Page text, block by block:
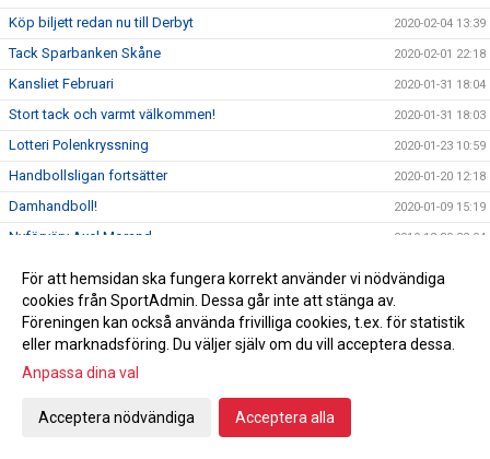
Köp biljett redan nu till Derbyt 2020-02-04 13:39
Tack Sparbanken Skåne 2020-02-01 22:18
Kansliet Februari 2020-01-31 18:04
Stort tack och varmt välkommen! 2020-01-31 18:03
Lotteri Polenkryssning 2020-01-23 10:59
Handbollsligan fortsätter 2020-01-20 12:18
Damhandboll! 2020-01-09 15:19
Nyförvärv Axel Morand 2019-12-30 22:04
Inför Önnered på hemmaplan
God jul & Gott nytt år 2019-12-23 10:27
Vi söker ny kanslist
För att hemsidan ska fungera korrekt använder vi nödvändiga
cookies från SportAdmin. Dessa går inte att stänga av.
Föreningen kan också använda frivilliga cookies, t.ex. för statistik
eller marknadsföring. Du väljer själv om du vill acceptera dessa.
Anpassa dina val
Acceptera nödvändiga Acceptera alla